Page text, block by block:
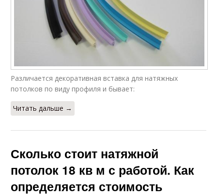
Различается декоративная вставка для натяжных
потолков по виду профиля и бывает:
Читать дальше →
Сколько стоит натяжной
потолок 18 кв м с работой. Как
определяется стоимость